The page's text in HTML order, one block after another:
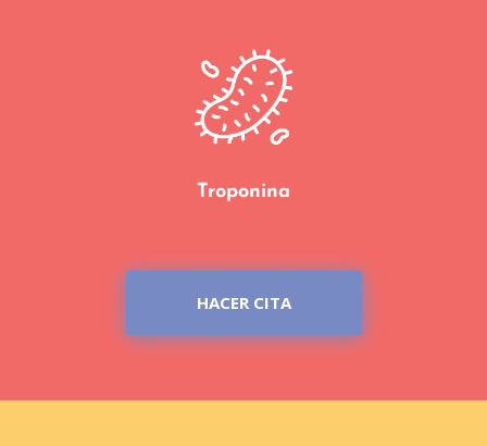
Troponina
HACER CITA